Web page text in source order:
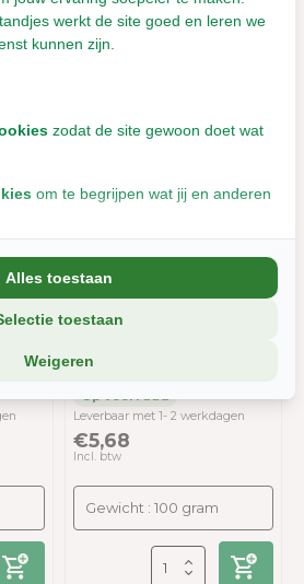
€5,05
Incl. btw
fijn
Leverbaar met 1- 2 werkdagen
€5,68
Incl. btw
werkt de site goed en leren we
kunnen zijn.
zodat de site gewoon doet wat
om te begrijpen wat jij en anderen
om jou relevante informatie en
met partners (zoals social media en
je hebben.
Dan werkt de site nog steeds, maar
soepel.
Weigeren
toestaan
Alles toestaan